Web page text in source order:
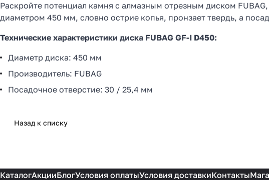
Раскройте потенциал камня с алмазным отрезным диском
диаметром 450 мм, словно острие копья, пронзает твердь, а
Технические характеристики диска FUBAG GF-I D450:
Диаметр диска: 450 мм
Производитель: FUBAG
Посадочное отверстие: 30 / 25,4 мм
Назад к списку
КаталогАкцииБлогУсловия оплатыУсловия доставкиКонтакты